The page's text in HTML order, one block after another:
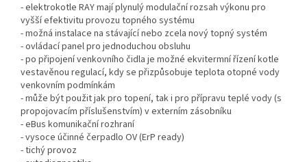
- elektrokotle RAY mají plynulý modulační rozsah výkonu pro
vyšší efektivitu provozu topného systému
- možná instalace na stávající nebo zcela nový topný systém
- ovládací panel pro jednoduchou obsluhu
- po připojení venkovního čidla je možné ekvitermní řízení kotle
vestavěnou regulací, kdy se přizpůsobuje teplota otopné vody
venkovním podmínkám
- může být použit jak pro topení, tak i pro přípravu teplé vody (s
propojovacím příslušenstvím) v externím zásobníku
- eBus komunikační rozhraní
- vysoce účinné čerpadlo OV (ErP ready)
- tichý provoz